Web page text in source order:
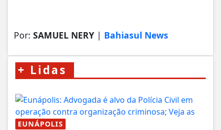
Por: SAMUEL NERY | Bahiasul News
+ Lidas
EUNÁPOLIS